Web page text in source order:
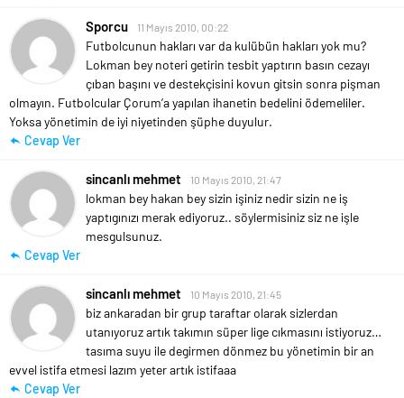
Sporcu 11 Mayıs 2010, 00:22
Futbolcunun hakları var da kulübün hakları yok mu?
Lokman bey noteri getirin tesbit yaptırın basın cezayı
çıban başını ve destekçisini kovun gitsin sonra pişman
olmayın. Futbolcular Çorum’a yapılan ihanetin bedelini ödemeliler.
Yoksa yönetimin de iyi niyetinden şüphe duyulur.
Cevap Ver
sincanlı mehmet 10 Mayıs 2010, 21:47
lokman bey hakan bey sizin işiniz nedir sizin ne iş
yaptıgınızı merak ediyoruz.. söylermisiniz siz ne işle
mesgulsunuz.
Cevap Ver
sincanlı mehmet 10 Mayıs 2010, 21:45
biz ankaradan bir grup taraftar olarak sizlerdan
utanıyoruz artık takımın süper lige cıkmasını istiyoruz…
tasıma suyu ile degirmen dönmez bu yönetimin bir an
evvel istifa etmesi lazım yeter artık istifaaa
Cevap Ver